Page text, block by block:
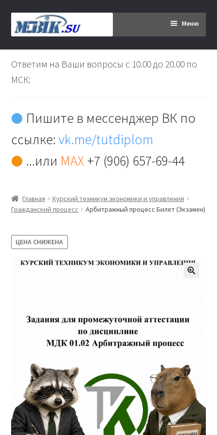
Перейти
к
Перейти
к
Меню
Главная
Дипломникам
Контакты
09.04.03 Прикладная информатика (2,5 года)
управление 3,5 года (Бакалавриат)
38.03.04 Государственное и муниципальное
управление 5 лет
Ответим на Ваши вопросы с 10.00 до 20.00 по
МСК:
Пишите в мессенджер ВК по
ссылке:vk.me/tutdiplom
...или MAX +7 (906) 657-69-44
Главная
Курский техникум экономики и управления
Гражданский процесс
Арбитражный процесс Билет (Экзамен)
ЦЕНА СНИЖЕНА